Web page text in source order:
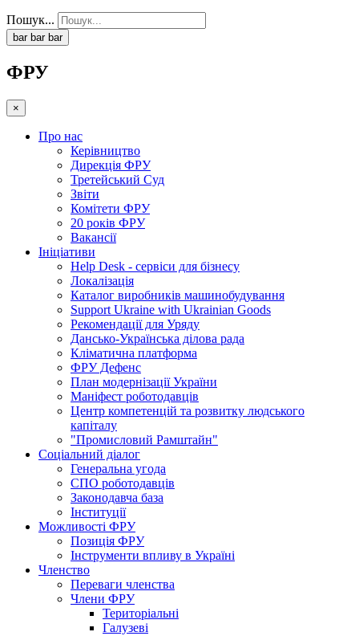
Пошук...
bar bar bar
ФРУ
×
Про нас
Керівництво
Дирекція ФРУ
Третейський Суд
Звіти
Комітети ФРУ
20 років ФРУ
Вакансії
Ініціативи
Help Desk - сервіси для бізнесу
Локалізація
Каталог виробників машинобудування
Support Ukraine with Ukrainian Goods
Рекомендації для Уряду
Дансько-Українська ділова рада
Кліматична платформа
ФРУ Дефенс
План модернізації України
Маніфест роботодавців
Центр компетенцій та розвитку людського
капіталу
"Промисловий Рамштайн"
Соціальний діалог
Генеральна угода
СПО роботодавців
Законодавча база
Інституції
Можливості ФРУ
Позиція ФРУ
Інструменти впливу в Україні
Членство
Переваги членства
Члени ФРУ
Територіальні
Галузеві